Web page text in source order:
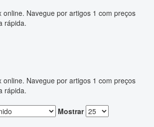
online. Navegue por artigos 1 com preços
rápida.
online. Navegue por artigos 1 com preços
rápida.
Mostrar